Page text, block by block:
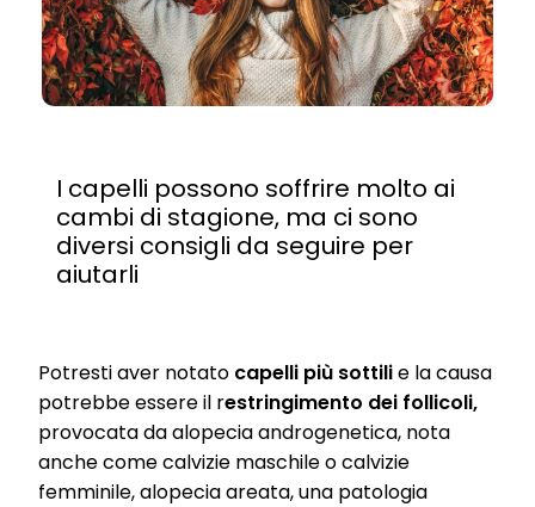
I capelli possono soffrire molto ai
cambi di stagione, ma ci sono
diversi consigli da seguire per
aiutarli
Potresti aver notato capelli più sottilie la causa
potrebbe essere il restringimento dei follicoli,
provocata da alopecia androgenetica, nota
anche come calvizie maschile o calvizie
femminile, alopecia areata, una patologia